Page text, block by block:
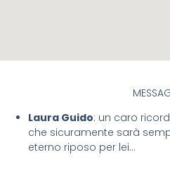
Laura Guido: un caro
che sicuramente sarà
eterno riposo per lei…